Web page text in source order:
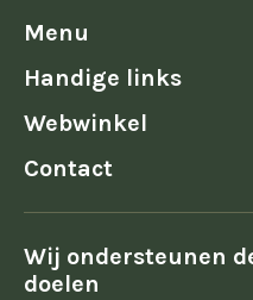
Menu
Handige links
Webwinkel
Contact
Wij ondersteunen
doelen